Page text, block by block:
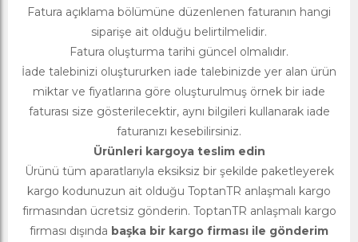
Fatura açıklama bölümüne düzenlenen faturanın hangi
siparişe ait olduğu belirtilmelidir.
Fatura oluşturma tarihi güncel olmalıdır.
İade talebinizi oluştururken iade talebinizde yer alan ürün
miktar ve fiyatlarına göre oluşturulmuş örnek bir iade
faturası size gösterilecektir, aynı bilgileri kullanarak iade
faturanızı kesebilirsiniz.
Ürünleri kargoya teslim edin
Ürünü tüm aparatlarıyla eksiksiz bir şekilde paketleyerek
kargo kodunuzun ait olduğu ToptanTR anlaşmalı kargo
firmasından ücretsiz gönderin. ToptanTR anlaşmalı kargo
firması dışında başka bir kargo firması ile gönderim